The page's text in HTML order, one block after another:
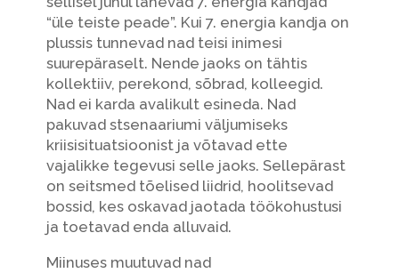
“üle teiste peade”. Kui 7. energia kandja on
plussis tunnevad nad teisi inimesi
suurepäraselt. Nende jaoks on tähtis
kollektiiv, perekond, sõbrad, kolleegid.
Nad ei karda avalikult esineda. Nad
pakuvad stsenaariumi väljumiseks
kriisisituatsioonist ja võtavad ette
vajalikke tegevusi selle jaoks. Sellepärast
on seitsmed tõelised liidrid, hoolitsevad
bossid, kes oskavad jaotada töökohustusi
ja toetavad enda alluvaid.
Miinuses muutuvad nad